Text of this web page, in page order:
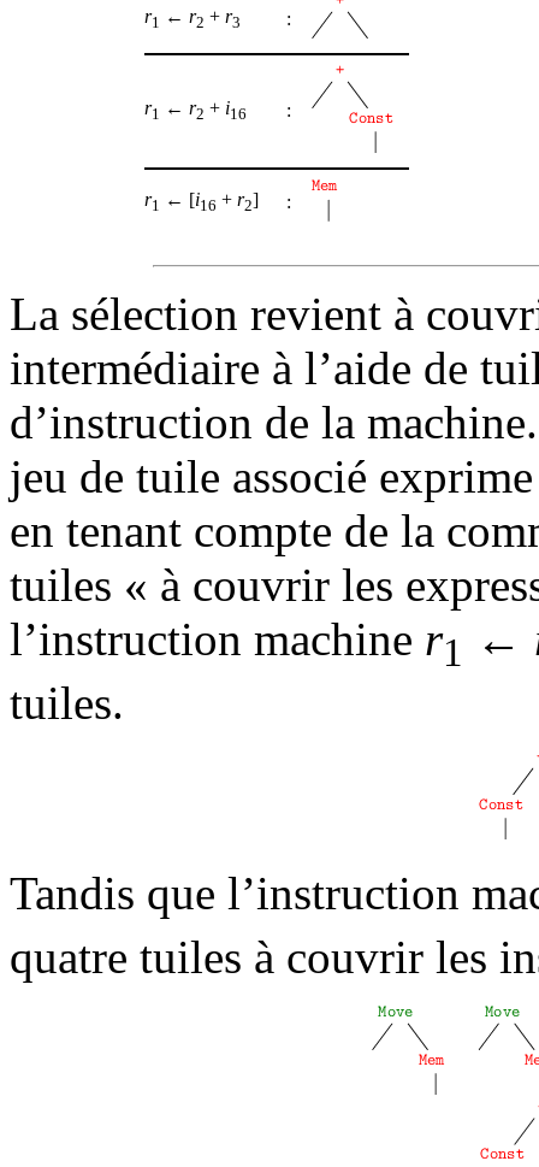
r1 ← r2 + r3 :
r1 ← r2 + i16 :
r1 ← [i16 + r2] :
La sélection revient à
intermédiaire à l’aide de
d’instruction de la
jeu de tuile associé
en tenant compte de la
tuiles « à couvrir les
l’instruction machine r1 ←
tuiles.
Tandis que l’instruction
quatre tuiles à couvrir les